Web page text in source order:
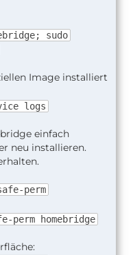
sudo
Image installiert
logs
einfach
neu installieren.
perm
homebridge